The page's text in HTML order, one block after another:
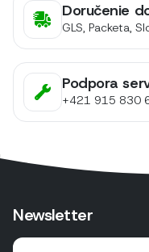
Doručenie
GLS, Packeta,
Podpora
+421 915 830
Newsletter